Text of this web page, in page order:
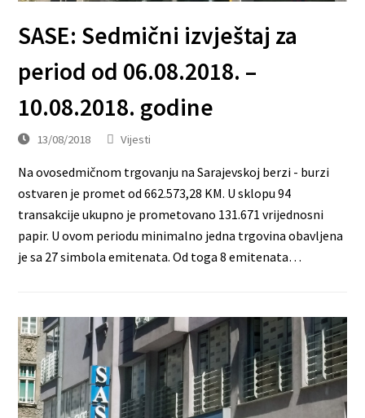
SASE: Sedmični izvještaj za
period od 06.08.2018. –
10.08.2018. godine
13/08/2018 Vijesti
Na ovosedmičnom trgovanju na Sarajevskoj berzi - burzi
ostvaren je promet od 662.573,28 KM. U sklopu 94
transakcije ukupno je prometovano 131.671 vrijednosni
papir. U ovom periodu minimalno jedna trgovina obavljena
je sa 27 simbola emitenata. Od toga 8 emitenata…